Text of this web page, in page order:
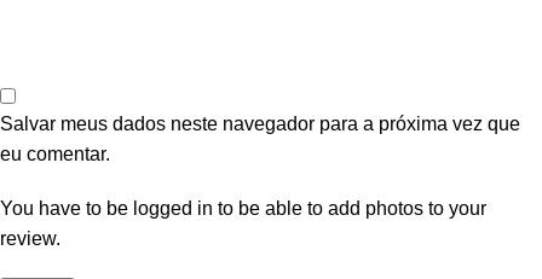
Salvar meus dados neste navegador para a próxima vez que
eu comentar.
You have to be logged in to be able to add photos to your
review.